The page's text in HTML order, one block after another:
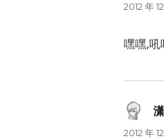
2012 年
嘿嘿,吼
2012 年